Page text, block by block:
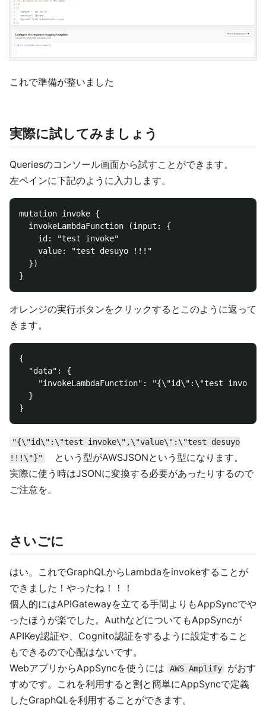
これで準備が整いました
実際に試してみましょう
Queriesのコンソール画面から試すことができます。
左ペインに下記のように入力します。
mutation invoke {
  invokeLambdaFunction (input: {
    id: "test invoke"
    value: "test desuyo !!!"
  })
オレンジの実行ボタンをクリックするとこのように返って
きます。
{
  "data": {
"invokeLambdaFunction": "{\"id\":\"test
  }
"{\"id\":\"test invoke\",\"value\":\"test desuyo
!!!\"}"
という型がAWSJSONという型になります。
実際に使う時はJSONに変換する必要があったりするので
ご注意を。
さいごに
はい。これでGraphQLからLambdaをinvokeすることが
できました！やったね！！！
個人的にはAPIGatewayを立てる手間よりもAppSyncでや
ったほうが楽でした。AuthなどについてもAppSyncが
APIKey認証や、Cognito認証をするように設定すること
もできるので心配はないです。
WebアプリからAppSyncを使うには
AWS Amplify
がおす
すめです。これを利用すると割と簡単にAppSyncで定義
したGraphQLを利用することができます。